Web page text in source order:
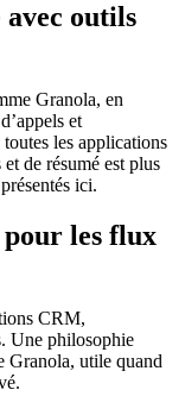
outils
Granola, en
et
les applications
de résumé est plus
ici.
les flux
CRM,
Une philosophie
Granola, utile quand